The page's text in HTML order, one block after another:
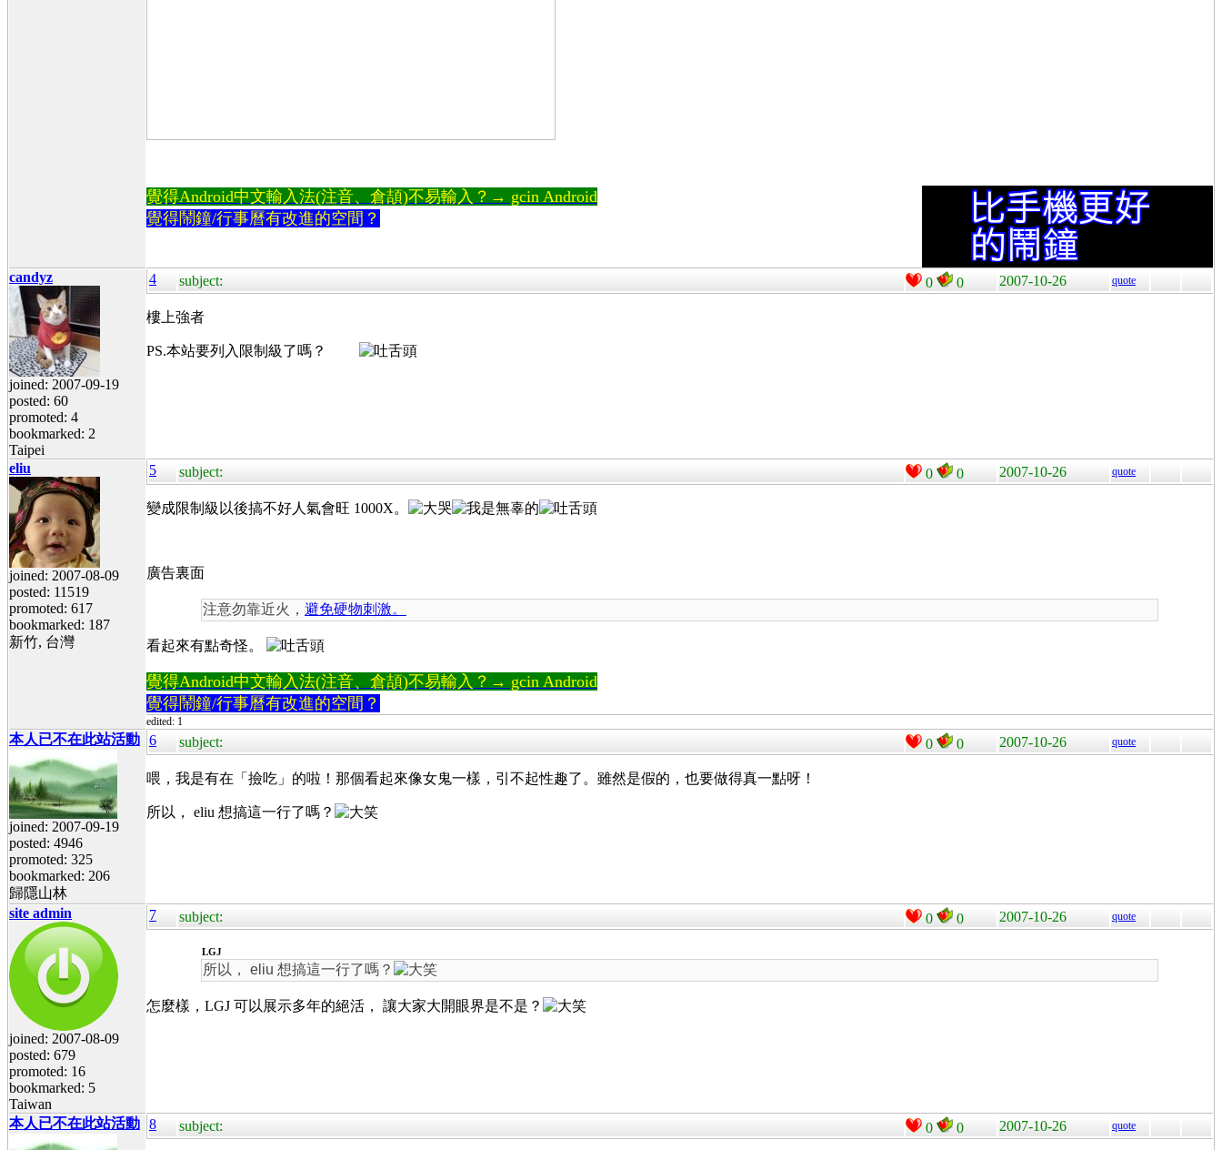
覺得Android中文輸入法(注音、倉頡)不易輸入？→ gcin Android
覺得鬧鐘/行事曆有改進的空間？
candyz
joined: 2007-09-19
posted: 60
promoted: 4
bookmarked: 2
Taipei
4 subject: 0 0 2007-10-26 quote
樓上強者
PS.本站要列入限制級了嗎？
eliu
joined: 2007-08-09
posted: 11519
promoted: 617
bookmarked: 187
新竹, 台灣
5 subject: 0 0 2007-10-26 quote
變成限制級以後搞不好人氣會旺 1000X。
廣告裏面
注意勿靠近火， 避免硬物刺激。
看起來有點奇怪。
覺得Android中文輸入法(注音、倉頡)不易輸入？→ gcin Android
覺得鬧鐘/行事曆有改進的空間？
edited: 1
本人已不在此站活動
joined: 2007-09-19
posted: 4946
promoted: 325
bookmarked: 206
歸隱山林
6 subject: 0 0 2007-10-26 quote
喂，我是有在「撿吃」的啦！那個看起來像女鬼一樣，引不起性趣了。雖然是假的，也要做得真一點呀！
所以， eliu 想搞這一行了嗎？
site admin
joined: 2007-08-09
posted: 679
promoted: 16
bookmarked: 5
Taiwan
7 subject: 0 0 2007-10-26 quote
LGJ
所以， eliu 想搞這一行了嗎？
怎麼樣，LGJ 可以展示多年的絕活， 讓大家大開眼界是不是？
本人已不在此站活動 8 subject: 0 0 2007-10-26 quote